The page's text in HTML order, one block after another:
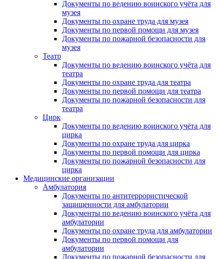
Документы по ведению воинского учёта для
музея
Документы по охране труда для музея
Документы по первой помощи для музея
Документы по пожарной безопасности для
музея
Театр
Документы по ведению воинского учёта для
театра
Документы по охране труда для театра
Документы по первой помощи для театра
Документы по пожарной безопасности для
театра
Цирк
Документы по ведению воинского учёта для
цирка
Документы по охране труда для цирка
Документы по первой помощи для цирка
Документы по пожарной безопасности для
цирка
Медицинские организации
Амбулатория
Документы по антитеррористической
защищенности для амбулатории
Документы по ведению воинского учёта для
амбулатории
Документы по охране труда для амбулатории
Документы по первой помощи для
амбулатории
Документы по пожарной безопасности для